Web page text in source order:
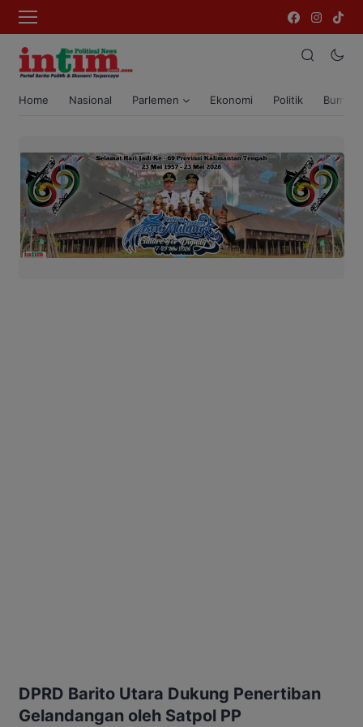
Home Nasional Parlemen Ekonomi Politik Bumi
DPRD Barito Utara Dukung Penertiban
Gelandangan oleh Satpol PP